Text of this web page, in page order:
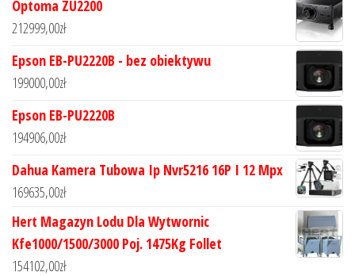
Optoma ZU2200
212999,00zł
Epson EB-PU2220B - bez obiektywu
199000,00zł
Epson EB-PU2220B
194906,00zł
Dahua Kamera Tubowa Ip Nvr5216 16P I 12 Mpx
169635,00zł
Hert Magazyn Lodu Dla Wytwornic
Kfe1000/1500/3000 Poj. 1475Kg Follet
154102,00zł